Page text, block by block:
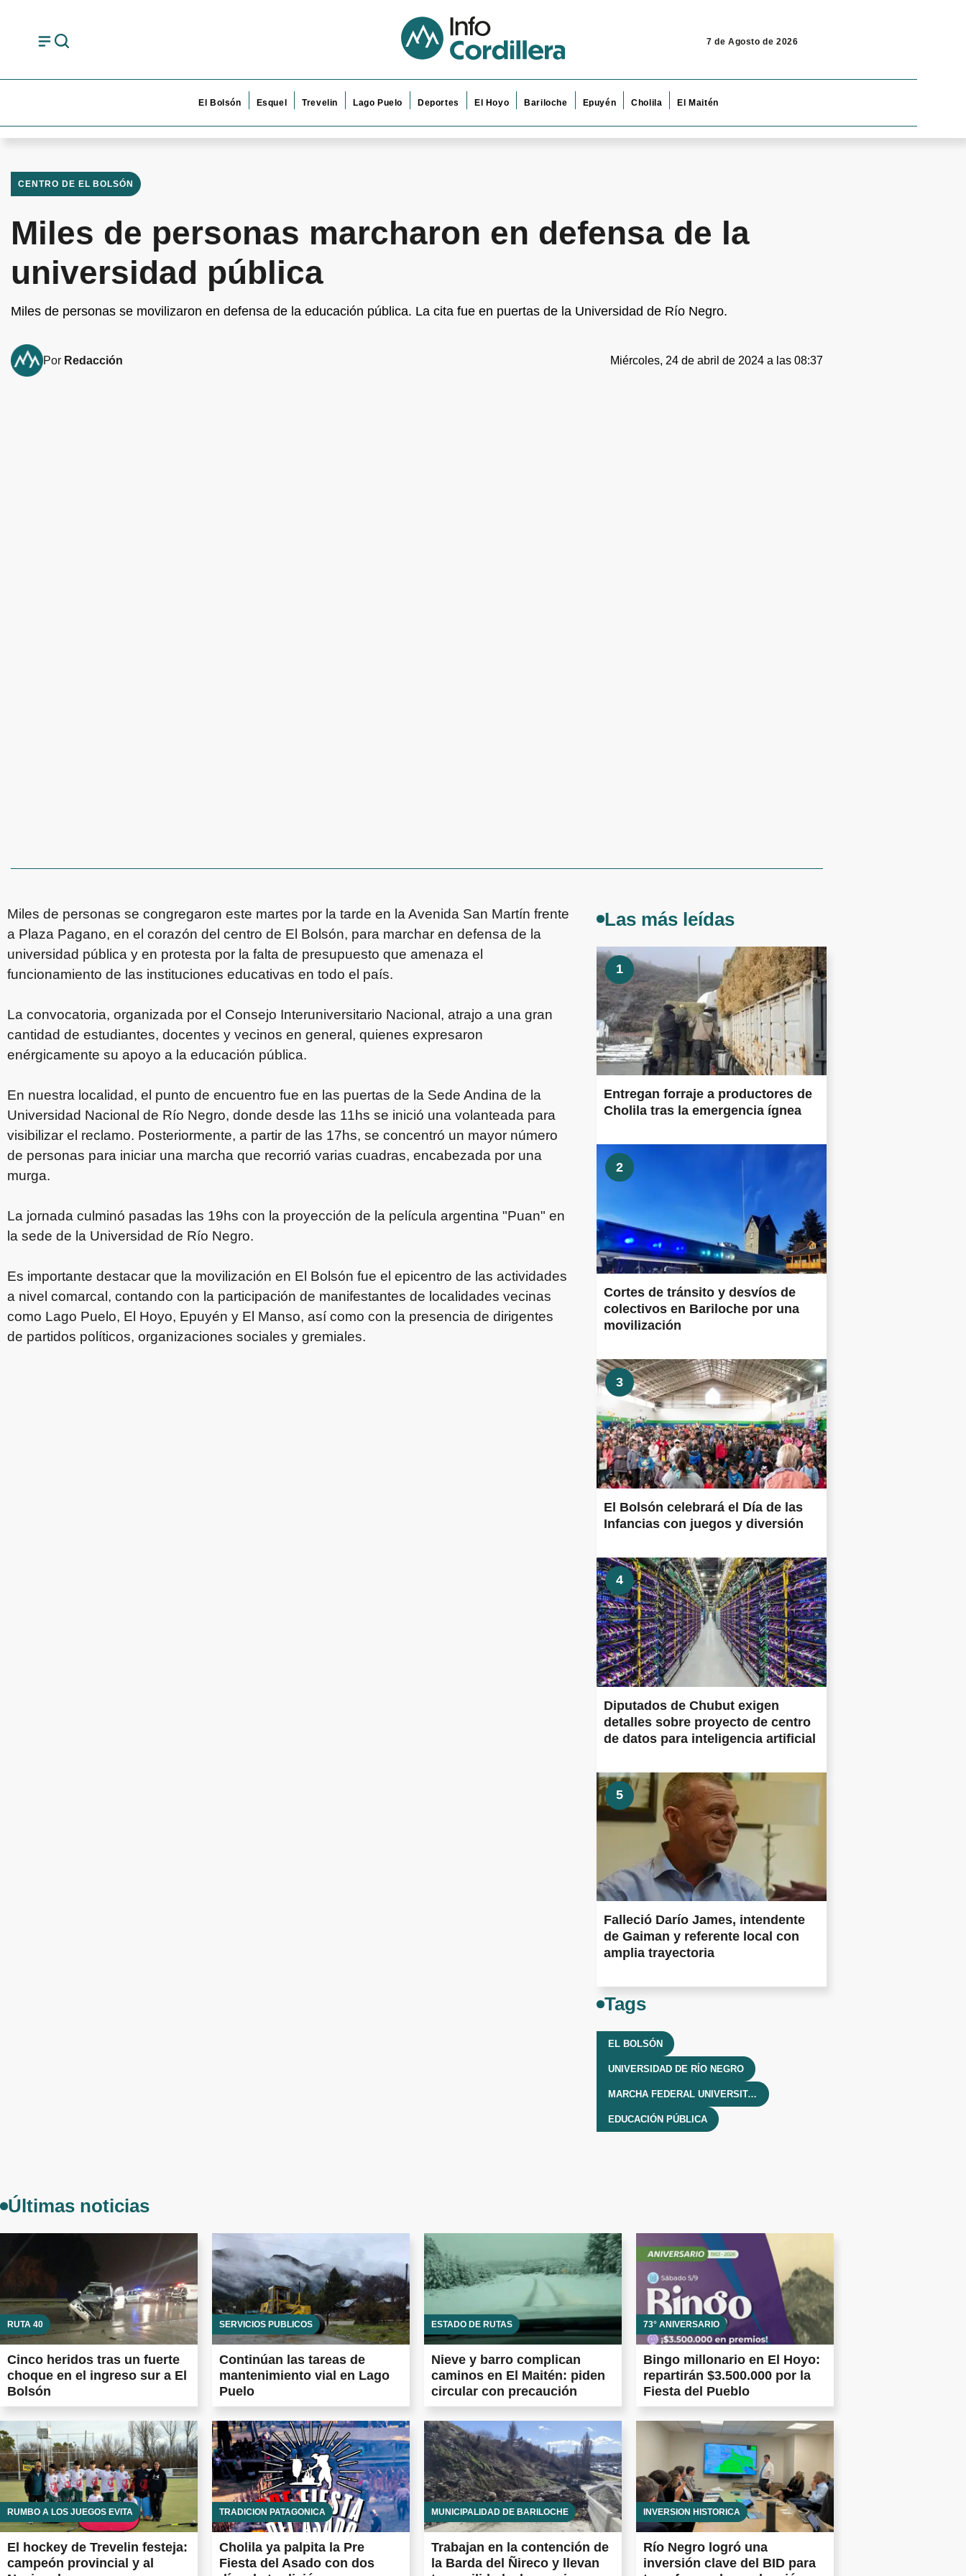
7 de Agosto de 2026
El Bolsón Esquel Trevelin Lago Puelo Deportes El Hoyo Bariloche Epuyén Cholila El Maitén
CENTRO DE EL BOLSÓN
Miles de personas marcharon en defensa de la
universidad pública
Miles de personas se movilizaron en defensa de la educación pública. La cita fue en puertas de la Universidad de Río Negro.
Por Redacción Miércoles, 24 de abril de 2024 a las 08:37
Miles de personas se congregaron este martes por la tarde en la Avenida San Martín frente
a Plaza Pagano, en el corazón del centro de El Bolsón, para marchar en defensa de la
universidad pública y en protesta por la falta de presupuesto que amenaza el
funcionamiento de las instituciones educativas en todo el país.
La convocatoria, organizada por el Consejo Interuniversitario Nacional, atrajo a una gran
cantidad de estudiantes, docentes y vecinos en general, quienes expresaron
enérgicamente su apoyo a la educación pública.
En nuestra localidad, el punto de encuentro fue en las puertas de la Sede Andina de la
Universidad Nacional de Río Negro, donde desde las 11hs se inició una volanteada para
visibilizar el reclamo. Posteriormente, a partir de las 17hs, se concentró un mayor número
de personas para iniciar una marcha que recorrió varias cuadras, encabezada por una
murga.
La jornada culminó pasadas las 19hs con la proyección de la película argentina "Puan" en
la sede de la Universidad de Río Negro.
Es importante destacar que la movilización en El Bolsón fue el epicentro de las actividades
a nivel comarcal, contando con la participación de manifestantes de localidades vecinas
como Lago Puelo, El Hoyo, Epuyén y El Manso, así como con la presencia de dirigentes
de partidos políticos, organizaciones sociales y gremiales.
Las más leídas
1
Entregan forraje a productores de
Cholila tras la emergencia ígnea
2
Cortes de tránsito y desvíos de
colectivos en Bariloche por una
movilización
3
El Bolsón celebrará el Día de las
Infancias con juegos y diversión
4
Diputados de Chubut exigen
detalles sobre proyecto de centro
de datos para inteligencia artificial
5
Falleció Darío James, intendente
de Gaiman y referente local con
amplia trayectoria
Tags
EL BOLSÓN
UNIVERSIDAD DE RÍO NEGRO
MARCHA FEDERAL UNIVERSITARIA
EDUCACIÓN PÚBLICA
Últimas noticias
RUTA 40
Cinco heridos tras un fuerte
choque en el ingreso sur a El
Bolsón
SERVICIOS PÚBLICOS
Continúan las tareas de
mantenimiento vial en Lago
Puelo
ESTADO DE RUTAS
Nieve y barro complican
caminos en El Maitén: piden
circular con precaución
73° ANIVERSARIO
Bingo millonario en El Hoyo:
repartirán $3.500.000 por la
Fiesta del Pueblo
RUMBO A LOS JUEGOS EVITA
El hockey de Trevelin festeja:
campeón provincial y al
TRADICIÓN PATAGÓNICA
Cholila ya palpita la Pre
Fiesta del Asado con dos
MUNICIPALIDAD DE BARILOCHE
Trabajan en la contención de
la Barda del Ñireco y llevan
INVERSIÓN HISTÓRICA
Río Negro logró una
inversión clave del BID para